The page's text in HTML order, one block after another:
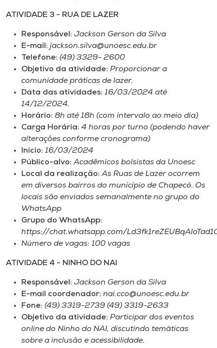
ATIVIDADE 3 - RUA DE LAZER
Responsável: Jackson Gerson da Silva
E-mail: jackson.silva@unoesc.edu.br
Telefone: (49) 3329- 2600
Objetivo da atividade: Proporcionar a
comunidade práticas de lazer.
Data das atividades: 16/03/2024 até
14/12/2024.
Horário: 8h até 18h (com intervalo ao meio dia)
Carga Horária: 4 horas por turno (podendo haver
alterações conforme cronograma)
Início: 16/03/2024
Público-alvo: Acadêmicos bolsistas da Unoesc
Local da realização: As Ruas de Lazer ocorrem
em diversos bairros do município de Chapecó. Os
locais são enviados semanalmente no grupo do
WhatsApp
Grupo do WhatsApp:
https://chat.whatsapp.com/
Número de vagas: 100 vagas
ATIVIDADE 4 - NINHO DO NAI
Responsável: Jackson Gerson da Silva
E-mail coordenador: nai.cco@unoesc.edu.br
Fone: (49) 3319-2739 (49) 3319-2633
Objetivo da atividade: Participar dos eventos
online do Ninho do NAI, discutindo temáticas
sobre a inclusão e acessibilidade.